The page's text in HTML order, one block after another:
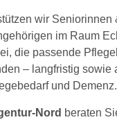
wir Seniorinnen
im Raum
die passende
– langfristig sowie
und Demenz.
Nord beraten